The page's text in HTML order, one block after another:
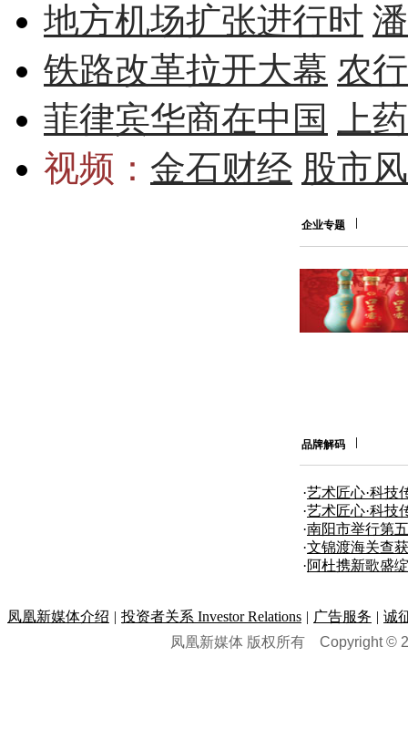
地方机场扩张进行时
铁路改革拉开大幕 农
菲律宾华商在中国
上
视频： 金石财经 股市
企业专题
品牌解码
·艺术匠心·科技
团合作发布
·艺术匠心·科技
团合作发布
·南阳市举行第
奖”颁奖仪式
·文锦渡海关查
·阿杜携新歌盛
凤凰新媒体介绍 | 投资者关系 Investor Relations | 广告服务 | 诚
凤凰新媒体 版权所有 Copyright ©